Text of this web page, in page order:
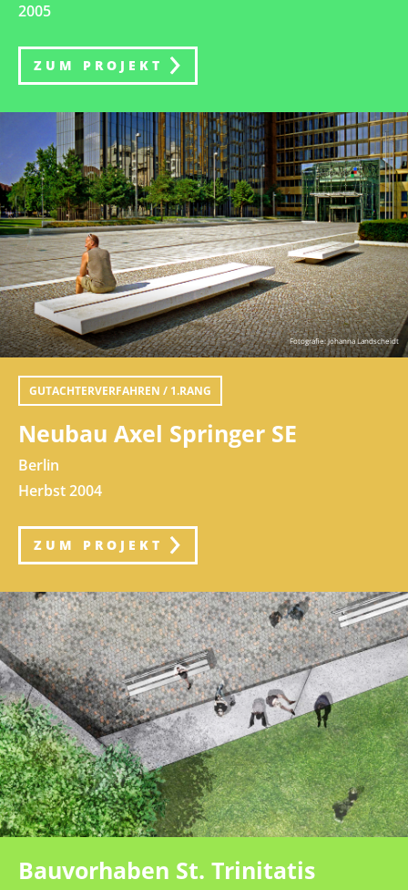
2005
ZUM PROJEKT
Fotografie: Johanna Landscheidt
GUTACHTERVERFAHREN / 1.RANG
Neubau Axel Springer SE
Berlin
Herbst 2004
ZUM PROJEKT
Bauvorhaben St. Trinitatis